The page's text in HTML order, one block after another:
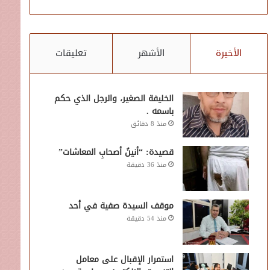
الأخيرة الأشهر تعليقات
الخليفة الصغير، والرجل الذي حكم
باسمه .
منذ 8 دقائق
قصيدة: “أنينُ أصحابِ المعاشات”
منذ 36 دقيقة
موقف السيدة صفية في أحد
منذ 54 دقيقة
استمرار الإقبال على معامل